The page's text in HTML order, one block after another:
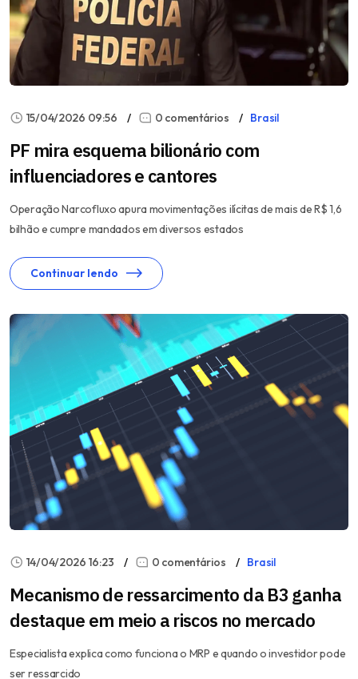
15/04/2026 09:56 0 comentários Brasil
PF mira esquema bilionário com
influenciadores e cantores
Operação Narcofluxo apura movimentações ilícitas de mais de R$ 1,6
bilhão e cumpre mandados em diversos estados
Continuar lendo
14/04/2026 16:23 0 comentários Brasil
Mecanismo de ressarcimento da B3 ganha
destaque em meio a riscos no mercado
Especialista explica como funciona o MRP e quando o investidor pode
ser ressarcido